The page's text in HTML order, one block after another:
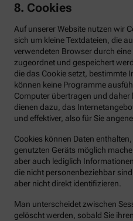
8. Cookies
Auf unserer Website nutzen wir
sich um kleine Textdateien, die
verwendeten Browser durch
zugeordnet und gespeichert
die das Cookie setzt, bestimmte
können keine Programme
Computer übertragen und daher
dienen dazu, das
und effektiver, also für Sie
Cookies können Daten
genutzten Geräts möglich
aber auch lediglich
die nicht personenbeziehbar
aber nicht direkt identifizieren.
Man unterscheidet zwischen
gelöscht werden, sobald Sie